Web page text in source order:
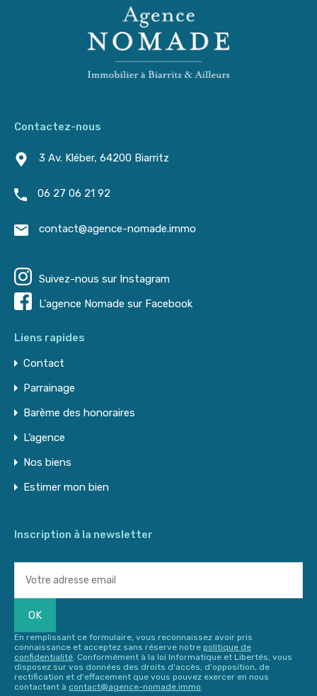
Contactez-nous
3 Av. Kléber, 64200 Biarritz
06 27 06 21 92
contact@agence-nomade.immo
Suivez-nous sur Instagram
L'agence Nomade sur Facebook
Liens rapides
Contact
Parrainage
Barème des honoraires
L’agence
Nos biens
Estimer mon bien
Inscription à la newsletter
En remplissant ce formulaire, vous reconnaissez avoir pris
connaissance et acceptez sans réserve notre politique de
confidentialité. Conformément à la loi Informatique et Libertés, vous
disposez sur vos données des droits d'accès, d'opposition, de
rectification et d'effacement que vous pouvez exercer en nous
contactant à contact@agence-nomade.immo.